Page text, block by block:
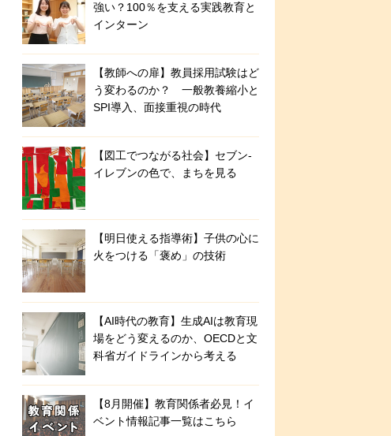
強い？100％を支える実践教育と
インターン
【教師への扉】教員採用試験はど
う変わるのか？ 一般教養縮小と
SPI導入、面接重視の時代
【図工でつながる社会】セブン‐
イレブンの色で、まちを見る
【明日使える指導術】子供の心に
火をつける「褒め」の技術
【AI時代の教育】生成AIは教育現
場をどう変えるのか、OECDと文
科省ガイドラインから考える
【8月開催】教育関係者必見！イ
ベント情報記事一覧はこちら